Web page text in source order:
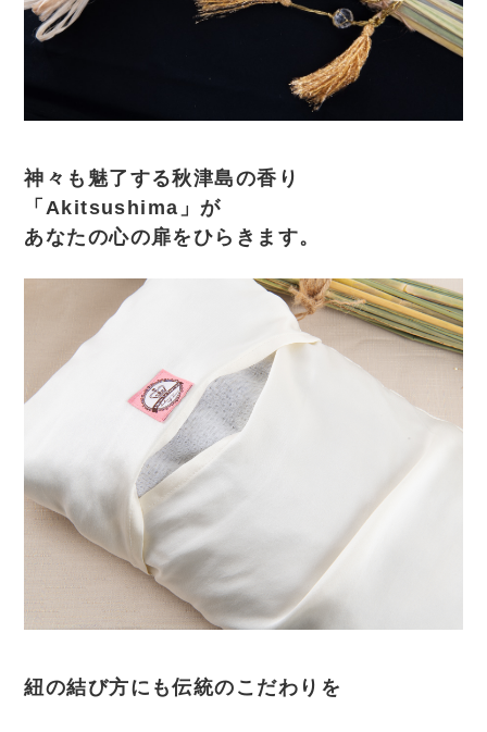
神々も魅了する秋津島の香り
「Akitsushima」が
あなたの心の扉をひらきます。
紐の結び方にも伝統のこだわりを